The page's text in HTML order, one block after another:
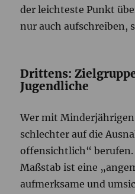
der leichteste Punkt
nur auch aufschreiben,
Drittens:
Jugendliche
Wer mit
schlechter auf die
offensichtlich“ berufen.
Maßstab ist eine
aufmerksame und